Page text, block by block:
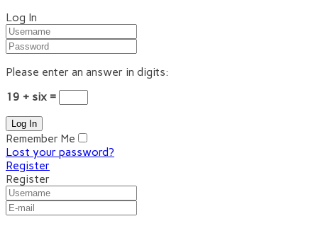
Log In
Please enter an answer in digits:
19 + six =
Remember Me
Lost your password?
Register
Register